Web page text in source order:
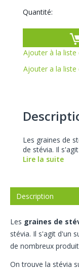
Quantité:
Ajouter à la liste
Ajouter a la liste
Les graines de
de stévia. Il
Lire la suite
Description
Les graines de
stévia. Il s'agit d'un
de nombreux
On trouve la stévia